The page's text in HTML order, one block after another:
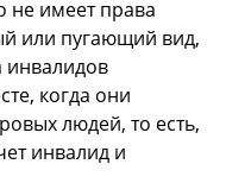
не имеет права
или пугающий вид,
инвалидов
когда они
людей, то есть,
инвалид и